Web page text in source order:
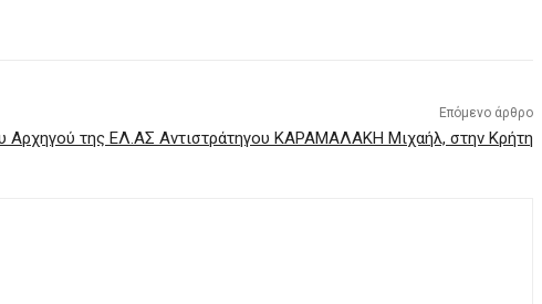
Επόμενο άρθρο
Αρχηγού της ΕΛ.ΑΣ Αντιστράτηγου ΚΑΡΑΜΑΛΑΚΗ Μιχαήλ, στην Κρήτη